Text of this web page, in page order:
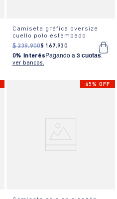
Camiseta gráfica oversize
cuello polo estampado
$ 239.900$ 167.930
0% Interés Pagando a 3 cuotas.
ver bancos.
45% OFF